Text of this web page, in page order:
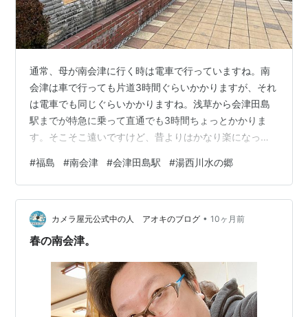
通常、母が南会津に行く時は電車で行っていますね。南
会津は車で行っても片道3時間ぐらいかかりますが、それ
は電車でも同じぐらいかかりますね。浅草から会津田島
駅までが特急に乗って直通でも3時間ちょっとかかりま
す。そこそこ遠いですけど、昔よりはかなり楽になった
親戚のおじさんの車で迎えに来てもらいました。ある程
度してからは会津高原尾瀬口駅(以前は会津滝ノ原駅って
駅名だったと思います)まで電車で行って迎えに来てもら
っていました。直通が出来たのは最近と言えば最近だっ
たんじゃないかと思いますが、とにかく結構大変ってイ
#福島 #南会津 #会津田島駅 #湯西川水の郷
カメラ屋元公式中の人 アオキのブログ • 10ヶ月前
春の南会津。